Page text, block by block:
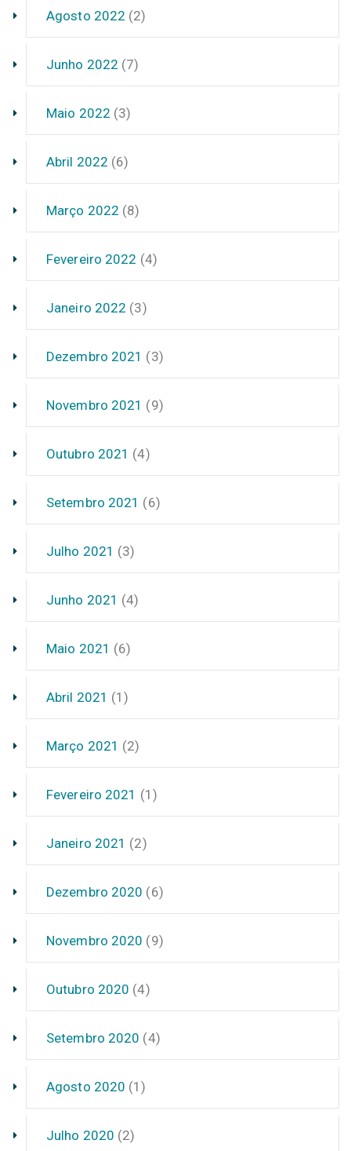
Agosto 2022 (2)
Junho 2022 (7)
Maio 2022 (3)
Abril 2022 (6)
Março 2022 (8)
Fevereiro 2022 (4)
Janeiro 2022 (3)
Dezembro 2021 (3)
Novembro 2021 (9)
Outubro 2021 (4)
Setembro 2021 (6)
Julho 2021 (3)
Junho 2021 (4)
Maio 2021 (6)
Abril 2021 (1)
Março 2021 (2)
Fevereiro 2021 (1)
Janeiro 2021 (2)
Dezembro 2020 (6)
Novembro 2020 (9)
Outubro 2020 (4)
Setembro 2020 (4)
Agosto 2020 (1)
Julho 2020 (2)